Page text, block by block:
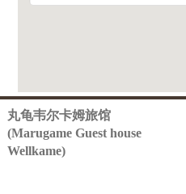
丸龟韦尔卡姆旅馆
(Marugame Guest house
Wellkame)